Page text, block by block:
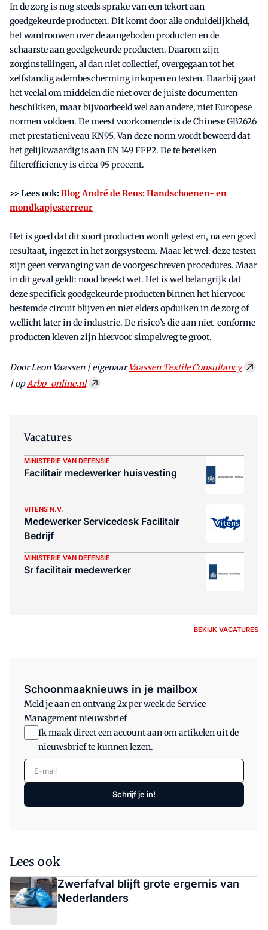
In de zorg is nog steeds sprake van een tekort aan
goedgekeurde producten. Dit komt door alle onduidelijkheid,
het wantrouwen over de aangeboden producten en de
schaarste aan goedgekeurde producten. Daarom zijn
zorginstellingen, al dan niet collectief, overgegaan tot het
zelfstandig adembescherming inkopen en testen. Daarbij gaat
het veelal om middelen die niet over de juiste documenten
beschikken, maar bijvoorbeeld wel aan andere, niet Europese
normen voldoen. De meest voorkomende is de Chinese GB2626
met prestatieniveau KN95. Van deze norm wordt beweerd dat
het gelijkwaardig is aan EN 149 FFP2. De te bereiken
filterefficiency is circa 95 procent.
>> Lees ook:Blog André de Reus: Handschoenen- en
mondkapjesterreur
Het is goed dat dit soort producten wordt getest en, na een goed
resultaat, ingezet in het zorgsysteem. Maar let wel: deze testen
zijn geen vervanging van de voorgeschreven procedures. Maar
in dit geval geldt: nood breekt wet. Het is wel belangrijk dat
deze specifiek goedgekeurde producten binnen het hiervoor
bestemde circuit blijven en niet elders opduiken in de zorg of
wellicht later in de industrie. De risico’s die aan niet-conforme
producten kleven zijn hiervoor simpelweg te groot.
Door Leon Vaassen | eigenaarVaassen Textile Consultancy
| opArbo-online.nl
Vacatures
MINISTERIE VAN DEFENSIE
Facilitair medewerker huisvesting
VITENS N.V.
Medewerker Servicedesk Facilitair
Bedrijf
MINISTERIE VAN DEFENSIE
Sr facilitair medewerker
BEKIJK VACATURES
Schoonmaaknieuws in je mailbox
Meld je aan en ontvang 2x per week de Service
Management nieuwsbrief
Ik maak direct een account aan om artikelen uit de
nieuwsbrief te kunnen lezen.
E-mail
Schrijf je in!
Lees ook
Zwerfafval blijft grote ergernis van
Nederlanders